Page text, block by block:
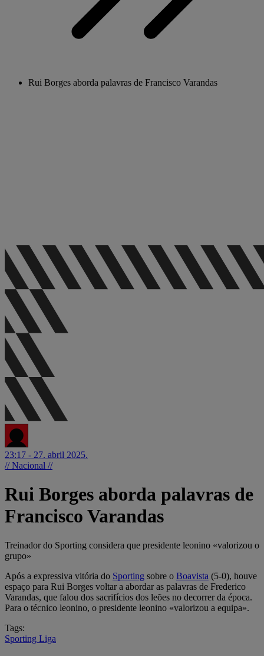
Rui Borges aborda palavras de Francisco Varandas
23:17 - 27. abril 2025.
// Nacional //
Rui Borges aborda palavras de
Francisco Varandas
Treinador do Sporting considera que presidente leonino «valorizou o
grupo»
Após a expressiva vitória do Sporting sobre o Boavista (5-0), houve
espaço para Rui Borges voltar a abordar as palavras de Frederico
Varandas, que falou dos sacrifícios dos leões no decorrer da época.
Para o técnico leonino, o presidente leonino «valorizou a equipa».
Tags:
Sporting Liga